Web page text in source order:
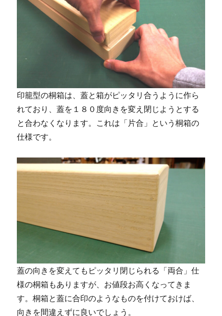
印籠型の桐箱は、蓋と箱がピッタリ合うように作ら
れており、蓋を１８０度向きを変え閉じようとする
と合わなくなります。これは「片合」という桐箱の
仕様です。
蓋の向きを変えてもピッタリ閉じられる「両合」仕
様の桐箱もありますが、お値段お高くなってきま
す。桐箱と蓋に合印のようなものを付けておけば、
向きを間違えずに良いでしょう。